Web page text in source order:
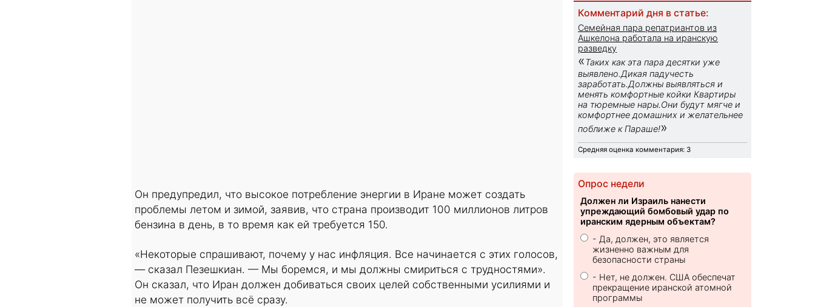
Он предупредил, что высокое потребление энергии в Иране может создать
проблемы летом и зимой, заявив, что страна производит 100 миллионов литров
бензина в день, в то время как ей требуется 150.
«Некоторые спрашивают, почему у нас инфляция. Все начинается с этих голосов,
— сказал Пезешкиан. — Мы боремся, и мы должны смириться с трудностями».
Он сказал, что Иран должен добиваться своих целей собственными усилиями и
не может получить всё сразу.
Комментарий дня в статье:
Семейная пара репатриантов из
Ашкелона работала на иранскую
разведку
«Таких как эта пара десятки уже
выявлено.Дикая падучесть
заработать.Должны выявляться и
менять комфортные койки Квартиры
на тюремные нары.Они будут мягче и
комфортнее домашних и желательнее
поближе к Параше!»
Средняя оценка комментария: 3
Опрос недели
Должен ли Израиль нанести
упреждающий бомбовый удар по
иранским ядерным объектам?
- Да, должен, это является
жизненно важным для
безопасности страны
- Нет, не должен. США обеспечат
прекращение иранской атомной
программы